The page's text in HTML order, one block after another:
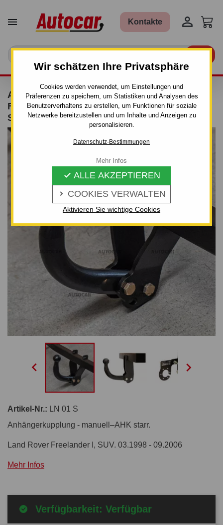
Wir schätzen Ihre Privatsphäre
Cookies werden verwendet, um Einstellungen und
Präferenzen zu speichern, um Statistiken und Analysen des
Benutzerverhaltens zu erstellen, um Funktionen für soziale
Netzwerke bereitzustellen und um Inhalte und Anzeigen zu
personalisieren.
Datenschutz-Bestimmungen
 COOKIES VERWALTEN
 ALLE AKZEPTIEREN
Aktivieren Sie wichtige Cookies
Mehr Infos
 Kontakte 
ANHÄNGERKUPPLUNG FÜR LANDROVER
FREELANDER I. - LN - MANUALL–AHK
STARR
 
Artikel-Nr.: LN 01 S
Anhängerkupplung - manuell–AHK starr.
Land Rover Freelander I, SUV. 03.1998 - 09.2006
Mehr Infos
Verfügbarkeit: Verfügbar